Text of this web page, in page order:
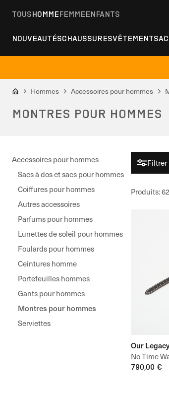
TOUSHOMMEFEMMEENFANTS
NOUVEAUTÉSCHAUSSURESVÊTEMENTS
Hommes Accessoires pour hommes
MONTRES POUR HOMMES
Accessoires pour hommes
Sacs à dos et sacs pour hommes
Coiffures pour hommes
Autres accessoires
Parfums pour hommes
Lunettes de soleil pour hommes
Foulards pour hommes
Ceintures homme
Portefeuilles hommes
Gants pour hommes
Montres pour hommes
Serviettes
Filtrer
Produits:62
Our Legacy
No Time
790,00 €